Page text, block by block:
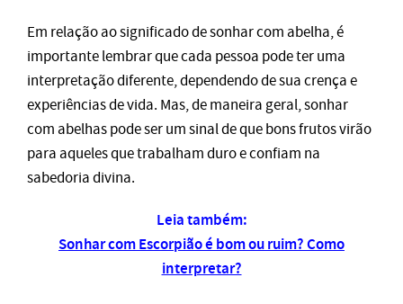
Em relação ao significado de sonhar com abelha, é
importante lembrar que cada pessoa pode ter uma
interpretação diferente, dependendo de sua crença e
experiências de vida. Mas, de maneira geral, sonhar
com abelhas pode ser um sinal de que bons frutos virão
para aqueles que trabalham duro e confiam na
sabedoria divina.
Leia também:
Sonhar com Escorpião é bom ou ruim? Como
interpretar?